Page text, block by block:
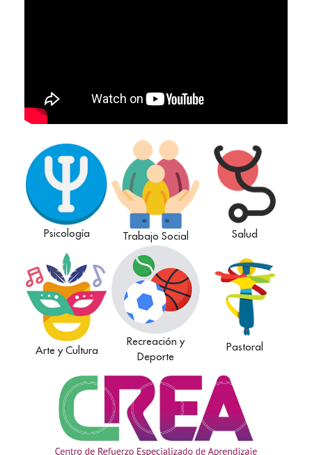
Psicología Trabajo Social Salud
Arte y Cultura
Recreación y
Deporte
Pastoral